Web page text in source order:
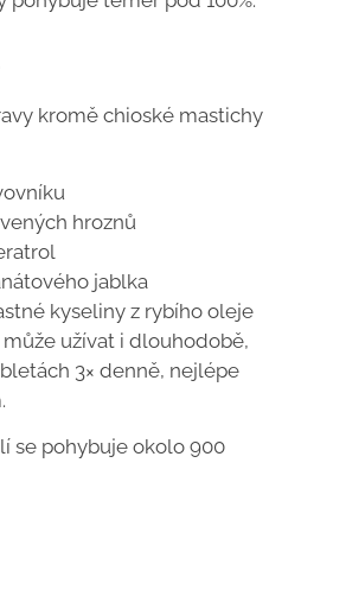
kromě chioské mastichy
hroznů
jablka
kyseliny z rybího oleje
může užívat i dlouhodobě,
3× denně, nejlépe
se pohybuje okolo 900